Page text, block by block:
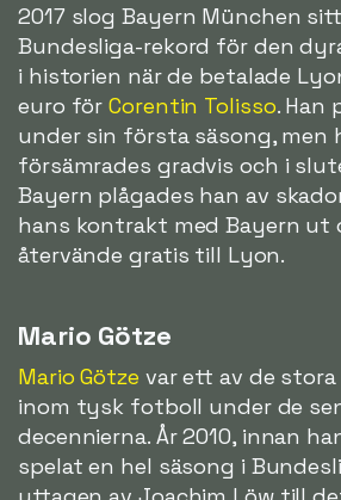
2017 slog Bayern München
Bundesliga-rekord för den
i historien när de betalade
euro förCorentin Tolisso. Han
under sin första säsong, men
försämrades gradvis och i
Bayern plågades han av
hans kontrakt med Bayern ut
återvände gratis till Lyon.
Mario Götze
Mario Götze var ett av de
inom tysk fotboll under de
decennierna. År 2010, innan
spelat en hel säsong i